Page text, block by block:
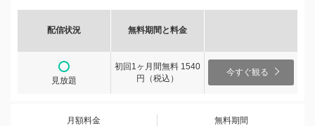
配信状況 無料期間と料金
見放題
初回1ヶ月間無料 1540
円（税込）
今すぐ観る
月額料金 無料期間